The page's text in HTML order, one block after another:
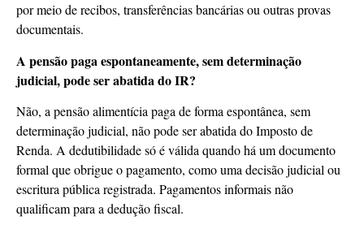
por meio de recibos, transferências bancárias ou outras provas
documentais.
A pensão paga espontaneamente, sem determinação
judicial, pode ser abatida do IR?
Não, a pensão alimentícia paga de forma espontânea, sem
determinação judicial, não pode ser abatida do Imposto de
Renda. A dedutibilidade só é válida quando há um documento
formal que obrigue o pagamento, como uma decisão judicial ou
escritura pública registrada. Pagamentos informais não
qualificam para a dedução fiscal.